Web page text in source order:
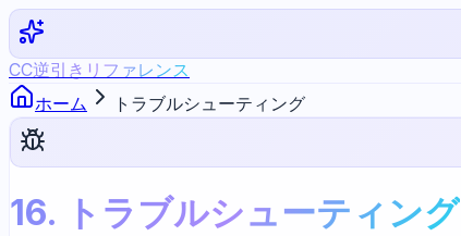
CC逆引きリファレンス
ホーム
トラブルシューティング
16. トラブルシューティング